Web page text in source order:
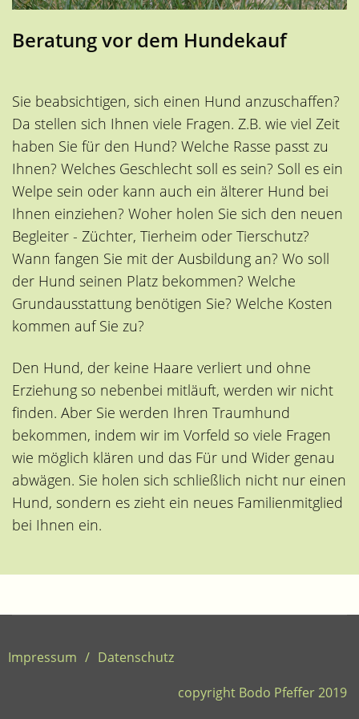
Beratung vor dem Hundekauf
Sie beabsichtigen, sich einen Hund anzuschaffen?
Da stellen sich Ihnen viele Fragen. Z.B. wie viel Zeit
haben Sie für den Hund? Welche Rasse passt zu
Ihnen? Welches Geschlecht soll es sein? Soll es ein
Welpe sein oder kann auch ein älterer Hund bei
Ihnen einziehen? Woher holen Sie sich den neuen
Begleiter - Züchter, Tierheim oder Tierschutz?
Wann fangen Sie mit der Ausbildung an? Wo soll
der Hund seinen Platz bekommen? Welche
Grundausstattung benötigen Sie? Welche Kosten
kommen auf Sie zu?
Den Hund, der keine Haare verliert und ohne
Erziehung so nebenbei mitläuft, werden wir nicht
finden. Aber Sie werden Ihren Traumhund
bekommen, indem wir im Vorfeld so viele Fragen
wie möglich klären und das Für und Wider genau
abwägen. Sie holen sich schließlich nicht nur einen
Hund, sondern es zieht ein neues Familienmitglied
bei Ihnen ein.
Impressum / Datenschutz
copyright Bodo Pfeffer 2019